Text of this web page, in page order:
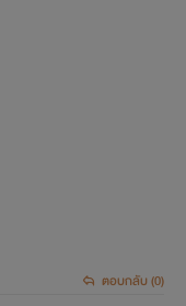
ตอบกลับ (0)